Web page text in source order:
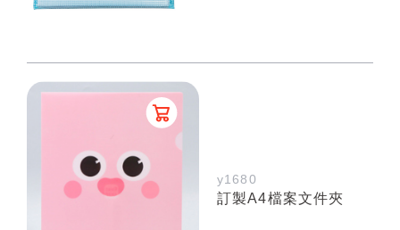
y1680
訂製A4檔案文件夾